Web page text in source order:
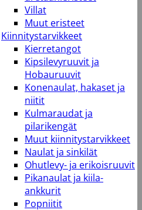
Villat
Muut eristeet
Kiinnitystarvikkeet
Kierretangot
Kipsilevyruuvit ja
Hobauruuvit
Konenaulat, hakaset ja
niitit
Kulmaraudat ja
pilarikengät
Muut kiinnitystarvikkeet
Naulat ja sinkilät
Ohutlevy- ja erikoisruuvit
Pikanaulat ja kiila-
ankkurit
Popniitit